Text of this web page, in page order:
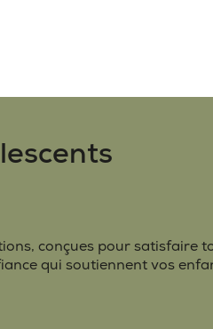
conçues pour satisfaire
qui soutiennent vos